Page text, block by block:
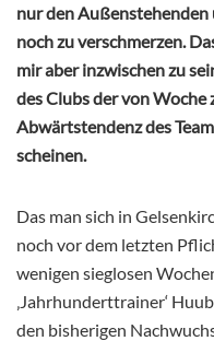
nur den Außenstehenden
noch zu verschmerzen.
mir aber inzwischen zu
des Clubs der von
Abwärtstendenz des
scheinen.
Das man sich in
noch vor dem letzten
wenigen sieglosen
‚Jahrhunderttrainer‘
den bisherigen